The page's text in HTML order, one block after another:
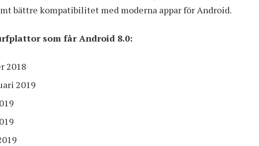
bättre kompatibilitet med moderna appar för Android.
som får Android 8.0:
2018
2019